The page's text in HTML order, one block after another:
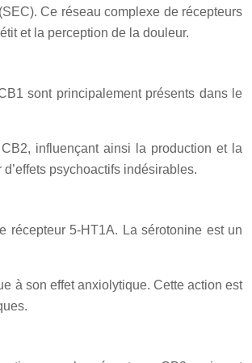
Ce réseau complexe de récepteurs
et la perception de la douleur.
sont principalement présents dans le
influençant ainsi la production et la
psychoactifs indésirables.
récepteur 5-HT1A. La sérotonine est un
à son effet anxiolytique. Cette action est